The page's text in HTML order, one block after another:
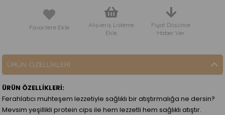
Favorilere Ekle
Alışveriş Listeme
Ekle
Fiyat Düşünce
Haber Ver
ÜRÜN ÖZELLIKLERI
ÜRÜN ÖZELLİKLERİ:
Ferahlatıcı muhteşem lezzetiyle sağlıklı bir atıştırmalığa ne dersin?
Mevsim yeşillikli protein cips ile hem lezzetli hem sağlıklı atıştır.